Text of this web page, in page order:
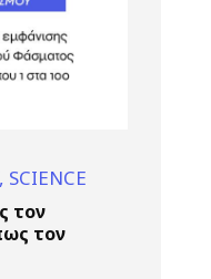
τον
τον
SCIENCE